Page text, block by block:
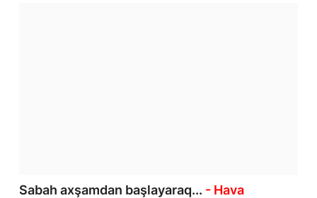
Sabah axşamdan başlayaraq... - Hava